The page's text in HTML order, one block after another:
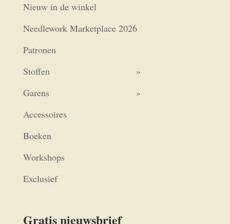
Nieuw in de winkel
Needlework Marketplace 2026
Patronen
Stoffen
Garens
Accessoires
Boeken
Workshops
Exclusief
Gratis nieuwsbrief